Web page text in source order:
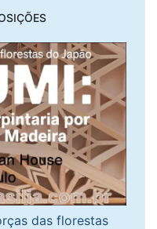
das florestas